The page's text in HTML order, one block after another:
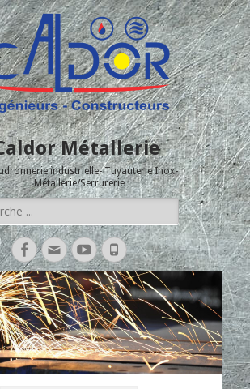
Métallerie
industrielle- Tuyauterie Inox-
Métallerie/Serrurerie
:
FacebookAdresse
de
contact
YouTube
Tél